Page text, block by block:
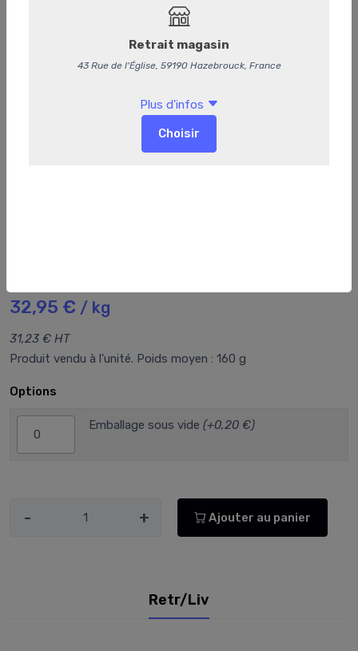
32,95 € / kg
31,23 € HT
Produit vendu à l'unité. Poids moyen : 160 g
Options
Emballage sous vide (+0,20 €)
- + Ajouter au panier
Retr/Liv